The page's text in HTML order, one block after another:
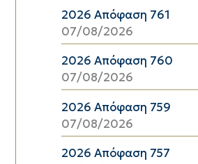
2026 Απόφαση 761
07/08/2026
2026 Απόφαση 760
07/08/2026
2026 Απόφαση 759
07/08/2026
2026 Απόφαση 757